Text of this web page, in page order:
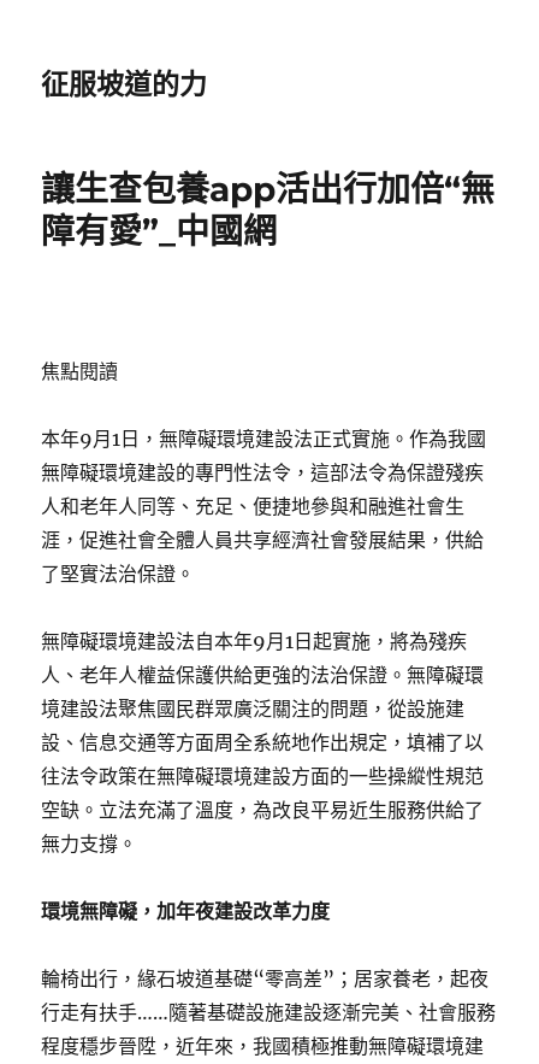
征服坡道的力
讓生查包養app活出行加倍“無
障有愛”_中國網
焦點閱讀
本年9月1日，無障礙環境建設法正式實施。作為我國
無障礙環境建設的專門性法令，這部法令為保證殘疾
人和老年人同等、充足、便捷地參與和融進社會生
涯，促進社會全體人員共享經濟社會發展結果，供給
了堅實法治保證。
無障礙環境建設法自本年9月1日起實施，將為殘疾
人、老年人權益保護供給更強的法治保證。無障礙環
境建設法聚焦國民群眾廣泛關注的問題，從設施建
設、信息交通等方面周全系統地作出規定，填補了以
往法令政策在無障礙環境建設方面的一些操縱性規范
空缺。立法充滿了溫度，為改良平易近生服務供給了
無力支撐。
環境無障礙，加年夜建設改革力度
輪椅出行，緣石坡道基礎“零高差”；居家養老，起夜
行走有扶手……隨著基礎設施建設逐漸完美、社會服務
程度穩步晉陞，近年來，我國積極推動無障礙環境建